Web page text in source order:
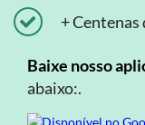
+ Centenas
Baixe nosso
abaixo:.